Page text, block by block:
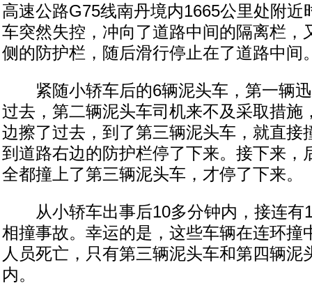
高速公路G75线南丹境内1665公里处附近
车突然失控，冲向了道路中间的隔离栏，
侧的防护栏，随后滑行停止在了道路中间
紧随小轿车后的6辆泥头车，第一辆迅
过去，第二辆泥头车司机来不及采取措施
边擦了过去，到了第三辆泥头车，就直接
到道路右边的防护栏停了下来。接下来，
全都撞上了第三辆泥头车，才停了下来。
从小轿车出事后10多分钟内，接连有
相撞事故。幸运的是，这些车辆在连环撞
人员死亡，只有第三辆泥头车和第四辆泥
内。